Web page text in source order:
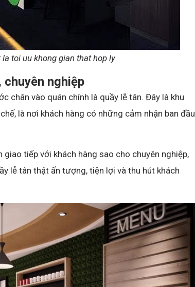
toi uu khong gian that hop ly
nghiệp
chân vào quán chính là quầy lễ tân. Đây là khu
là nơi khách hàng có những cảm nhận ban đầu
giao tiếp với khách hàng sao cho chuyên nghiệp,
lễ tân thật ấn tượng, tiện lợi và thu hút khách